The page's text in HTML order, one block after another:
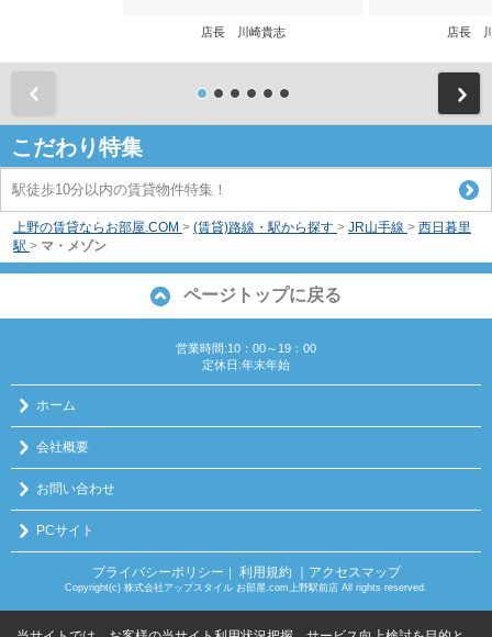
店長 川崎貴志 店長
こだわり特集
駅徒歩10分以内の賃貸物件特集！
上野の賃貸ならお部屋.COM > (賃貸)路線・駅から探す > JR山手線 > 西日暮里
駅 > マ・メゾン
ページトップに戻る
営業時間:10：00～19：00
定休日:年末年始
ホーム
会社概要
お問い合わせ
PCサイト
プライバシーポリシー 利用規約 ｜アクセスマップ
Copyright(c) 株式会社アップスタイル お部屋.com上野駅前店 All rights reserved.